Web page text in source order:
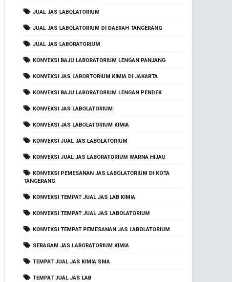
JUAL JAS LABOLATORIUM
JUAL JAS LABOLATORIUM DI DAERAH TANGERANG
JUAL JAS LABORATORIUM
KONVEKSI BAJU LABORATORIUM LENGAN PANJANG
KONVEKSI JAS LABORTORIUM KIMIA DI JAKARTA
KONVEKSI BAJU LABORATORIUM LENGAN PENDEK
KONVEKSI JAS LABOLATORIUM
KONVEKSI JAS LABOLATORIUM KIMIA
KONVEKSI JUAL JAS LABOLATORIUM
KONVEKSI JUAL JAS LABORATORIUM WARNA HIJAU
KONVEKSI PEMESANAN JAS LABOLATORIUM DI KOTA
TANGERANG
KONVEKSI TEMPAT JUAL JAS LAB KIMIA
KONVEKSI TEMPAT JUAL JAS LABOLATORIUM
KONVEKSI TEMPAT PEMESANAN JAS LABOLATORIUM
SERAGAM JAS LABORATORIUM KIMIA
TEMPAT JUAL JAS KIMIA SMA
TEMPAT JUAL JAS LAB